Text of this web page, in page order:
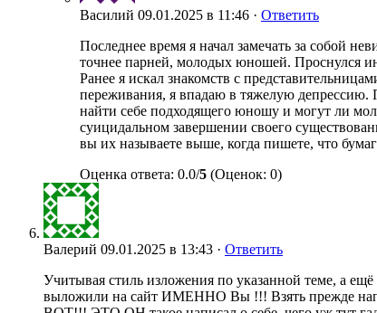
Василий 09.01.2025 в 11:46 · Ответить
Последнее время я начал замечать за собой
точнее парней, молодых юношей. Проснулся
Ранее я искал знакомств с
переживания, я впадаю в тяжелую депрессию.
найти себе подходящего юношу и могут ли
суицидальном завершении своего
вы их называете выше, когда пишете, что
Оценка ответа: 0.0/5 (Оценок: 0)
Валерий 09.01.2025 в 13:43 · Ответить
Учитывая стиль изложения по указанной теме, а
выложили на сайт ИМЕННО Вы !!! Взять прежде